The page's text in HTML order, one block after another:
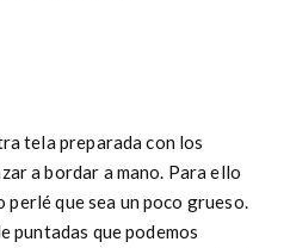
tela preparada con los
a bordar a mano. Para ello
que sea un poco grueso.
puntadas que podemos